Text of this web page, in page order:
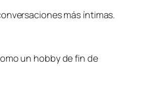
más íntimas.
un hobby de fin de